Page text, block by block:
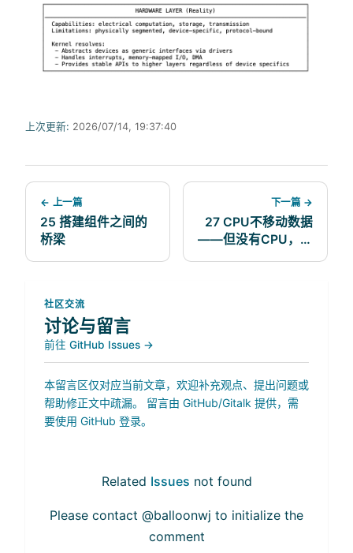
上次更新: 2026/07/14, 19:37:40
← 上一篇
25 搭建组件之间的
桥梁
下一篇 →
27 CPU不移动数据
——但没有CPU，什
社区交流
讨论与留言
前往 GitHub Issues →
本留言区仅对应当前文章，欢迎补充观点、提出问题或
帮助修正文中疏漏。 留言由 GitHub/Gitalk 提供，需
要使用 GitHub 登录。
Related Issues not found
Please contact @balloonwj to initialize the
comment